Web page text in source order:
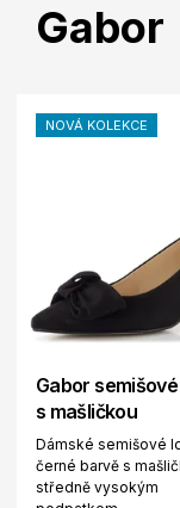
Gabor
NOVÁ KOLEKCE
Gabor
s mašličkou
Dámské semišové
černé barvě s
středně vysokým